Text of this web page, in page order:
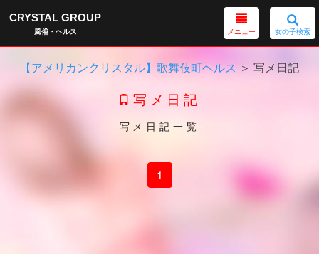
女の子検索
メニュー
CRYSTAL GROUP
風俗・ヘルス
【アメリカンクリスタル】歌舞伎町ヘルス ＞ 写メ日記
写メ日記
写メ日記一覧
1